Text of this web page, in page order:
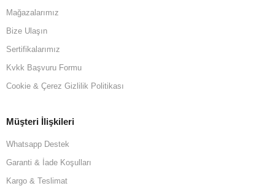
Mağazalarımız
Bize Ulaşın
Sertifikalarımız
Kvkk Başvuru Formu
Cookie & Çerez Gizlilik Politikası
Müşteri İlişkileri
Whatsapp Destek
Garanti & İade Koşulları
Kargo & Teslimat